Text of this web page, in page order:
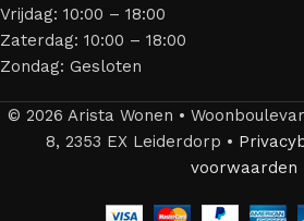
Vrijdag: 10:00 – 18:00
Zaterdag: 10:00 – 18:00
Zondag: Gesloten
© 2026 Arista Wonen •
8, 2353 EX Leiderdorp •
voorwaarden